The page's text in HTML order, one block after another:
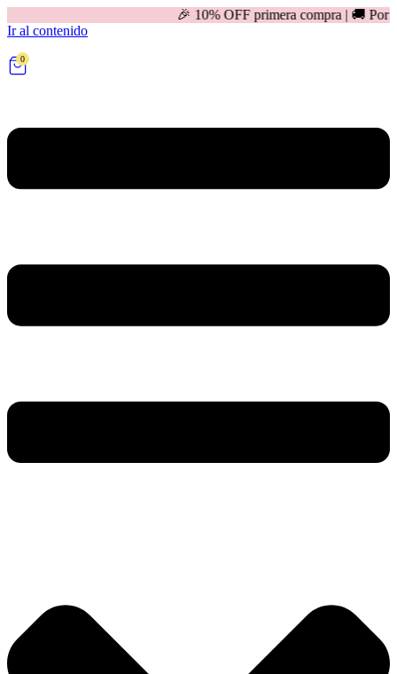
🎉 10% OFF primera compra | 🚚 Por compras
Ir al contenido
0